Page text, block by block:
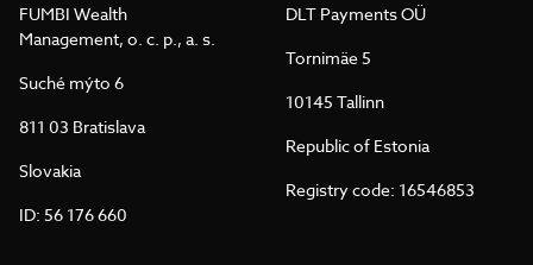
FUMBI Wealth
Management, o. c. p., a. s.
Suché mýto 6
811 03 Bratislava
Slovakia
ID: 56 176 660
DLT Payments OÜ
Tornimäe 5
10145 Tallinn
Republic of Estonia
Registry code: 16546853